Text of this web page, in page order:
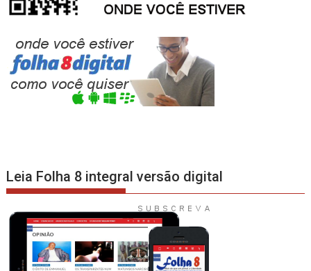
Leia Folha 8 integral versão digital